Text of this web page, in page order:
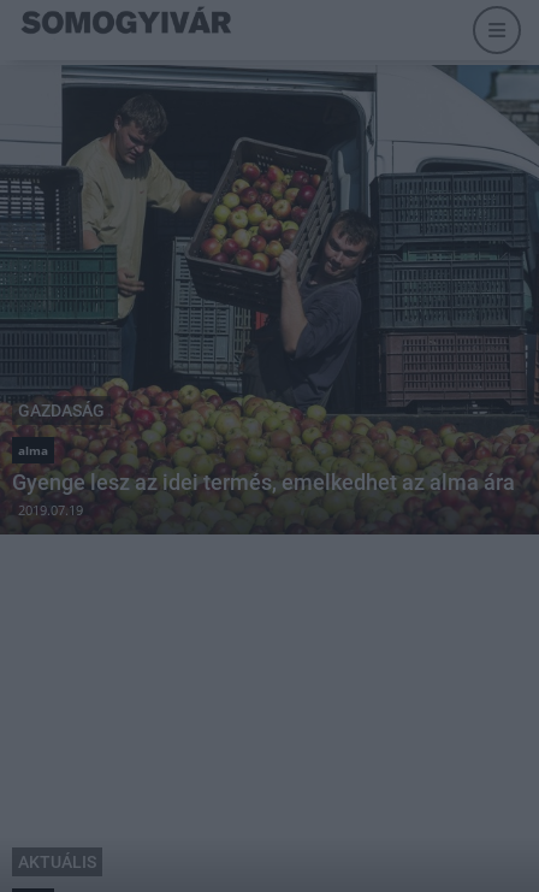
GAZDASÁG
alma
Gyenge lesz az idei termés, emelkedhet az alma ára
2019.07.19
AKTUÁLIS